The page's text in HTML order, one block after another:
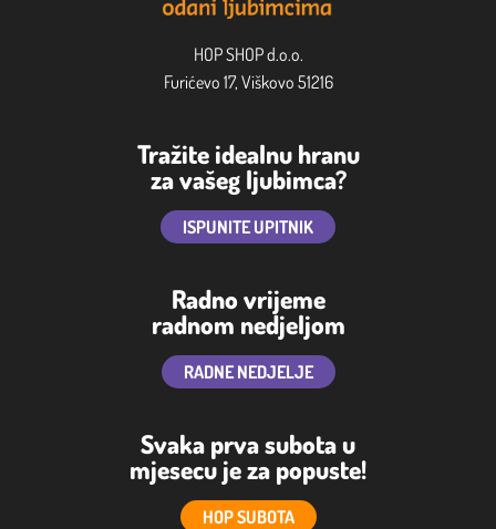
HOP SHOP d.o.o.
Furićevo 17, Viškovo 51216
Tražite idealnu hranu
za vašeg ljubimca?
ISPUNITE UPITNIK
Radno vrijeme
radnom nedjeljom
RADNE NEDJELJE
Svaka prva subota u
mjesecu je za popuste!
HOP SUBOTA